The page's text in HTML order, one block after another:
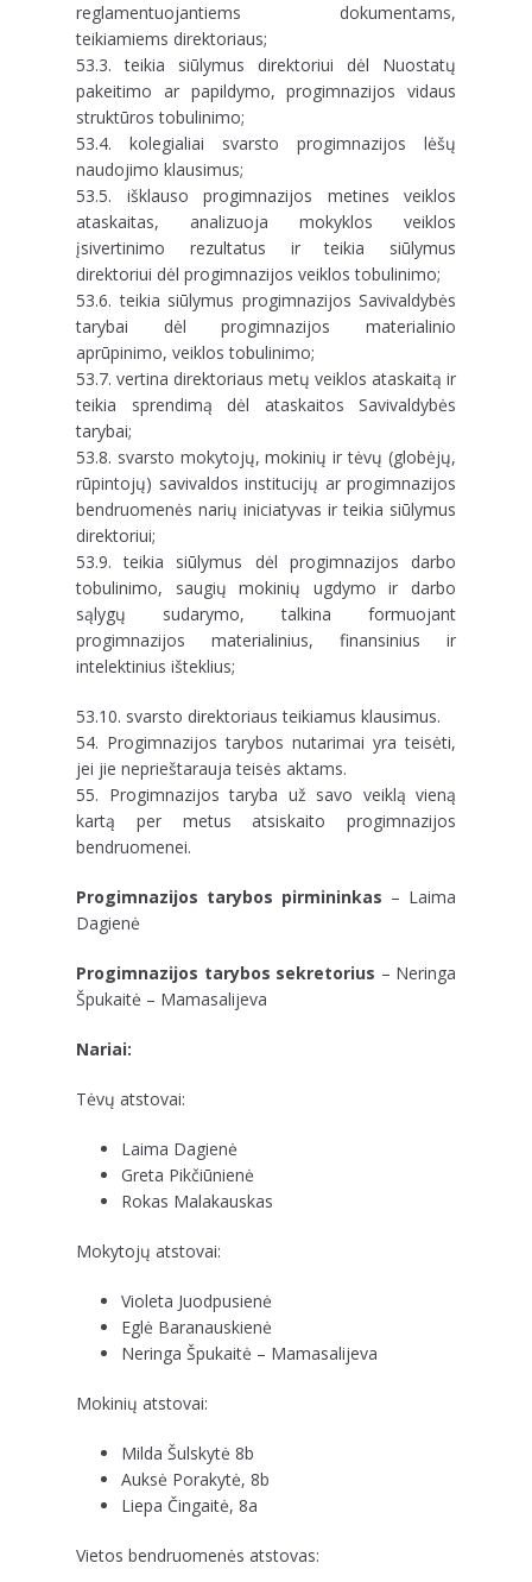
reglamentuojantiems dokumentams,
teikiamiems direktoriaus;
53.3. teikia siūlymus direktoriui dėl Nuostatų
pakeitimo ar papildymo, progimnazijos vidaus
struktūros tobulinimo;
53.4. kolegialiai svarsto progimnazijos lėšų
naudojimo klausimus;
53.5. išklauso progimnazijos metines veiklos
ataskaitas, analizuoja mokyklos veiklos
įsivertinimo rezultatus ir teikia siūlymus
direktoriui dėl progimnazijos veiklos tobulinimo;
53.6. teikia siūlymus progimnazijos Savivaldybės
tarybai dėl progimnazijos materialinio
aprūpinimo, veiklos tobulinimo;
53.7. vertina direktoriaus metų veiklos ataskaitą ir
teikia sprendimą dėl ataskaitos Savivaldybės
tarybai;
53.8. svarsto mokytojų, mokinių ir tėvų (globėjų,
rūpintojų) savivaldos institucijų ar progimnazijos
bendruomenės narių iniciatyvas ir teikia siūlymus
direktoriui;
53.9. teikia siūlymus dėl progimnazijos darbo
tobulinimo, saugių mokinių ugdymo ir darbo
sąlygų sudarymo, talkina formuojant
progimnazijos materialinius, finansinius ir
intelektinius išteklius;
53.10. svarsto direktoriaus teikiamus klausimus.
54. Progimnazijos tarybos nutarimai yra teisėti,
jei jie neprieštarauja teisės aktams.
55. Progimnazijos taryba už savo veiklą vieną
kartą per metus atsiskaito progimnazijos
bendruomenei.
Progimnazijos tarybos pirmininkas – Laima
Dagienė
Progimnazijos tarybos sekretorius – Neringa
Špukaitė – Mamasalijeva
Nariai:
Tėvų atstovai:
Laima Dagienė
Greta Pikčiūnienė
Rokas Malakauskas
Mokytojų atstovai:
Violeta Juodpusienė
Eglė Baranauskienė
Neringa Špukaitė – Mamasalijeva
Mokinių atstovai:
Milda Šulskytė 8b
Auksė Porakytė, 8b
Liepa Čingaitė, 8a
Vietos bendruomenės atstovas: